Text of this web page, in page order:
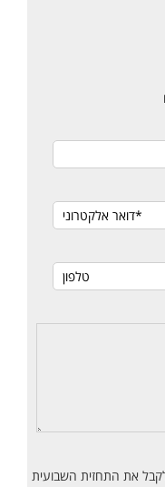
את התחזית השבועית